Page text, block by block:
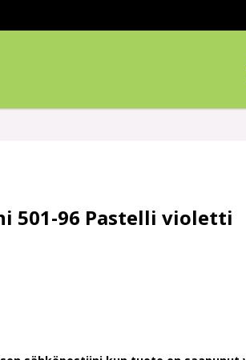
501-96 Pastelli violetti